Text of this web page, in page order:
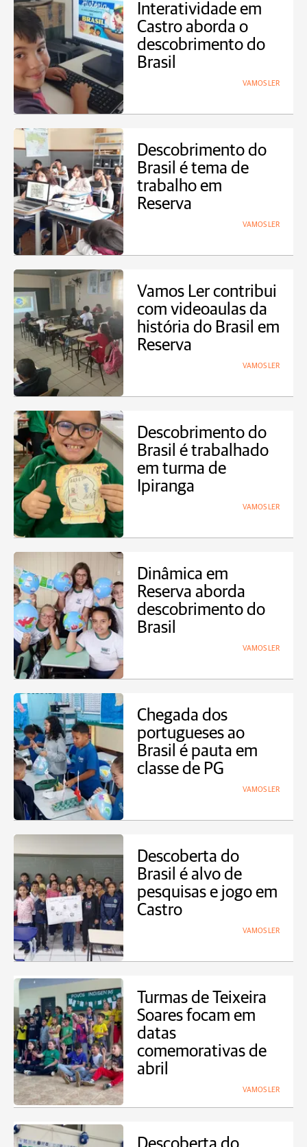
Interatividade em
Castro aborda o
descobrimento do
Brasil
VAMOS LER
Descobrimento do
Brasil é tema de
trabalho em
Reserva
VAMOS LER
Vamos Ler contribui
com videoaulas da
história do Brasil em
Reserva
VAMOS LER
Descobrimento do
Brasil é trabalhado
em turma de
Ipiranga
VAMOS LER
Dinâmica em
Reserva aborda
descobrimento do
Brasil
VAMOS LER
Chegada dos
portugueses ao
Brasil é pauta em
classe de PG
VAMOS LER
Descoberta do
Brasil é alvo de
pesquisas e jogo em
Castro
VAMOS LER
Turmas de Teixeira
Soares focam em
datas
comemorativas de
abril
VAMOS LER